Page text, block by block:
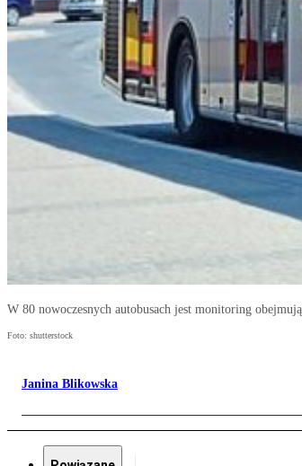
W 80 nowoczesnych autobusach jest monitoring
Foto: shutterstock
Janina Blikowska